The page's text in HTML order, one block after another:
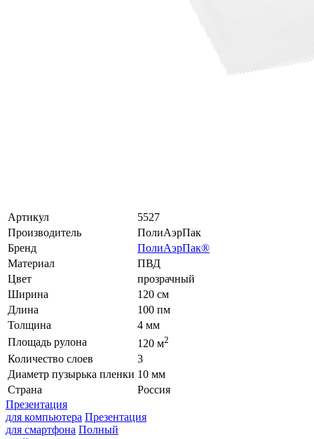
Артикул
5527
Производитель
ПолиАэрПак
Бренд
ПолиАэрПак®
Материал
ПВД
Цвет
прозрачный
Ширина
120 см
Длина
100 пм
Толщина
4 мм
Площадь рулона
120 м2
Количество слоев
3
Диаметр пузырька пленки 10 мм
Страна
Россия
Презентация
для компьютера Презентация
для смартфона Полный